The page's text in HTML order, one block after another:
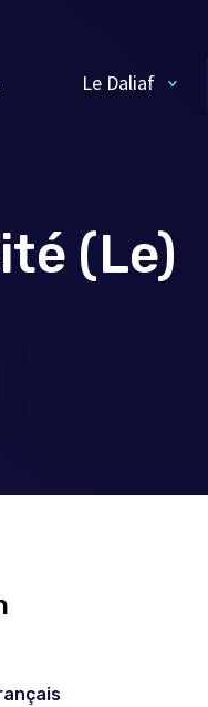
Le Daliaf
(Le)